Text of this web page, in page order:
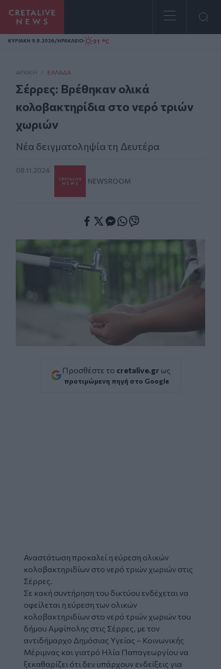
Homepage
ΚΥΡΙΑΚΗ 9.8.2026/ΗΡΑΚΛΕΙΟ 31 °C
ΑΡΧΙΚΗ / ΕΛΛΆΔΑ
Σέρρες: Βρέθηκαν ολικά
κολοβακτηρίδια στο νερό τριών
χωριών
Νέα δειγματοληψία τη Δευτέρα
08.11.2024
NEWSROOM
Προσθέστε το cretalive.gr ως
προτιμώμενη πηγή στο Google
Αναστάτωση προκαλεί η εύρεση ολικών
κολοβακτηριδίων στο νερό τριών χωριών στις
Σέρρες.
Σε κακή συντήρηση του δικτύου ενδέχεται να
οφείλεται η εύρεση των ολικών
κολοβακτηριδίων στο νερό τριών χωριών του
δήμου Αμφίπολης στις Σέρρες, με τον
αντιδήμαρχο Δημόσιας Υγείας – Κοινωνικής
Μέριμνας και γιατρό Ηλία Παπαγεωργίου να
ξεκαθαρίζει ότι δεν υπάρχουν ενδείξεις για